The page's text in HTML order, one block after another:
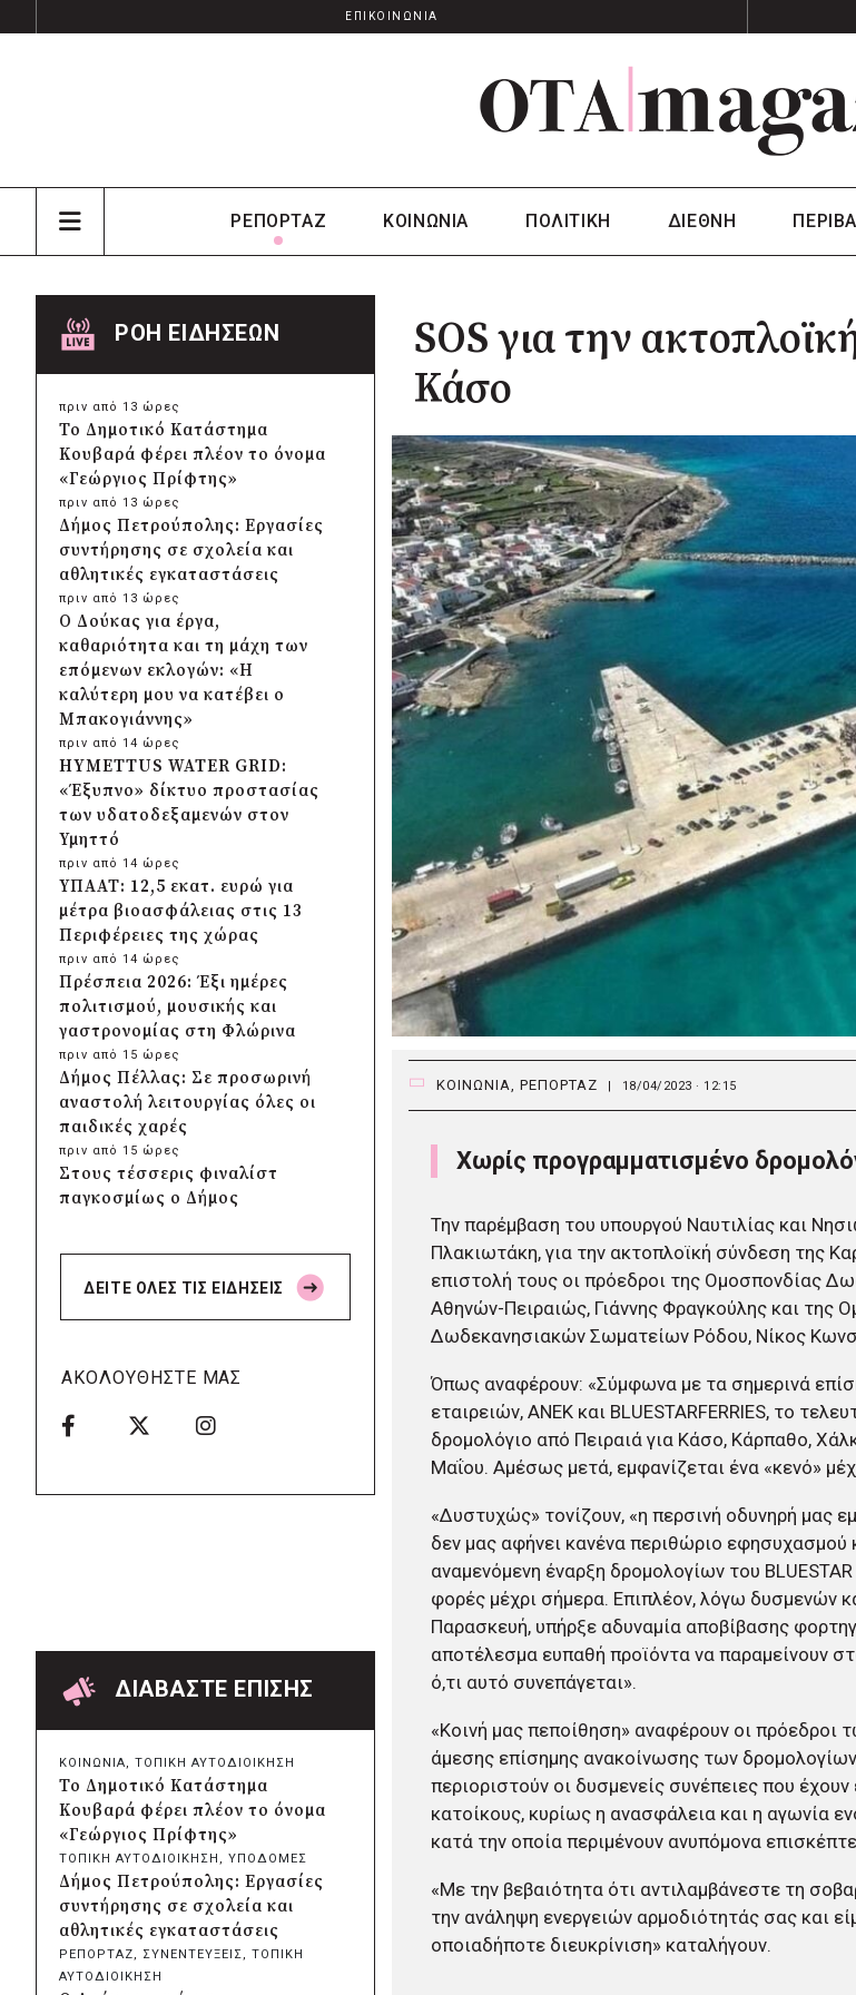
ΕΠΙΚΟΙΝΩΝΙΑ
ΡΕΠΟΡΤΑΖ ΚΟΙΝΩΝΙΑ ΠΟΛΙΤΙΚΗ ΔΙΕΘΝΗ
SOS για την
Κάσο
ΚΟΙΝΩΝΙΑ, ΡΕΠΟΡΤΑΖ | 18/04/2023 · 12:15
Χωρίς προγραμματισμένο
Την παρέμβαση του υπουργού Ναυτιλίας και
Πλακιωτάκη, για την ακτοπλοϊκή σύνδεση της
επιστολή τους οι πρόεδροι της Ομοσπονδίας
Αθηνών-Πειραιώς, Γιάννης Φραγκούλης και της
Δωδεκανησιακών Σωματείων Ρόδου, Νίκος
Όπως αναφέρουν: «Σύμφωνα με τα σημερινά
εταιρειών, ΑΝΕΚ και BLUESTARFERRIES, το
δρομολόγιο από Πειραιά για Κάσο, Κάρπαθο,
Μαΐου. Αμέσως μετά, εμφανίζεται ένα «κενό»
«Δυστυχώς» τονίζουν, «η περσινή οδυνηρή μας
δεν μας αφήνει κανένα περιθώριο εφησυχασμού
αναμενόμενη έναρξη δρομολογίων του
φορές μέχρι σήμερα. Επιπλέον, λόγω δυσμενών
Παρασκευή, υπήρξε αδυναμία αποβίβασης
αποτέλεσμα ευπαθή προϊόντα να παραμείνουν
ό,τι αυτό συνεπάγεται».
«Κοινή μας πεποίθηση» αναφέρουν οι πρόεδροι
άμεσης επίσημης ανακοίνωσης των
περιοριστούν οι δυσμενείς συνέπειες που
κατοίκους, κυρίως η ανασφάλεια και η αγωνία
κατά την οποία περιμένουν ανυπόμονα
«Με την βεβαιότητα ότι αντιλαμβάνεστε τη
την ανάληψη ενεργειών αρμοδιότητάς σας και
οποιαδήποτε διευκρίνιση» καταλήγουν.
ΡΟΗ ΕΙΔΗΣΕΩΝ
πριν από 13 ώρες
Το Δημοτικό Κατάστημα
Κουβαρά φέρει πλέον το όνομα
«Γεώργιος Πρίφτης»
πριν από 13 ώρες
Δήμος Πετρούπολης: Εργασίες
συντήρησης σε σχολεία και
αθλητικές εγκαταστάσεις
πριν από 13 ώρες
Ο Δούκας για έργα,
καθαριότητα και τη μάχη των
επόμενων εκλογών: «Η
καλύτερη μου να κατέβει ο
Μπακογιάννης»
πριν από 14 ώρες
HYMETTUS WATER GRID:
«Έξυπνο» δίκτυο προστασίας
των υδατοδεξαμενών στον
Υμηττό
πριν από 14 ώρες
ΥΠΑΑΤ: 12,5 εκατ. ευρώ για
μέτρα βιοασφάλειας στις 13
Περιφέρειες της χώρας
πριν από 14 ώρες
Πρέσπεια 2026: Έξι ημέρες
πολιτισμού, μουσικής και
γαστρονομίας στη Φλώρινα
πριν από 15 ώρες
Δήμος Πέλλας: Σε προσωρινή
αναστολή λειτουργίας όλες οι
παιδικές χαρές
πριν από 15 ώρες
Στους τέσσερις φιναλίστ
παγκοσμίως ο Δήμος
Δήμος Μετεώρων: Επενδύει
στην πρωτοβάθμια υγεία με
Δήμος Παπάγου-Χολαργού:
Επαναλαμβανόμενοι
βανδαλισμοί στο δίκτυο
το εκκλησάκι της
Μεταμόρφωσης του Σωτήρος
πριν από 16 ώρες
Περιφέρεια Αττικής: Έξι
ψηφιακή μετάβαση των
επιχειρήσεων
πριν από 16 ώρες
Δήμος Σαρωνικού και
ΑΡΧΕΛΩΝ ενημερώνουν τους
λουόμενους για τη συνύπαρξη
με τις θαλάσσιες χελώνες
πριν από 16 ώρες
Δήμος Κυθήρων: Απαγόρευση
ΔΕΙΤΕ ΟΛΕΣ ΤΙΣ ΕΙΔΗΣΕΙΣ
ΑΚΟΛΟΥΘΗΣΤΕ ΜΑΣ
ΔΙΑΒΑΣΤΕ ΕΠΙΣΗΣ
ΚΟΙΝΩΝΙΑ, ΤΟΠΙΚΗ ΑΥΤΟΔΙΟΙΚΗΣΗ
Το Δημοτικό Κατάστημα
Κουβαρά φέρει πλέον το όνομα
«Γεώργιος Πρίφτης»
ΤΟΠΙΚΗ ΑΥΤΟΔΙΟΙΚΗΣΗ , ΥΠΟΔΟΜΕΣ
Δήμος Πετρούπολης: Εργασίες
συντήρησης σε σχολεία και
αθλητικές εγκαταστάσεις
ΡΕΠΟΡΤΑΖ, ΣΥΝΕΝΤΕΥΞΕΙΣ, ΤΟΠΙΚΗ
ΑΥΤΟΔΙΟΙΚΗΣΗ